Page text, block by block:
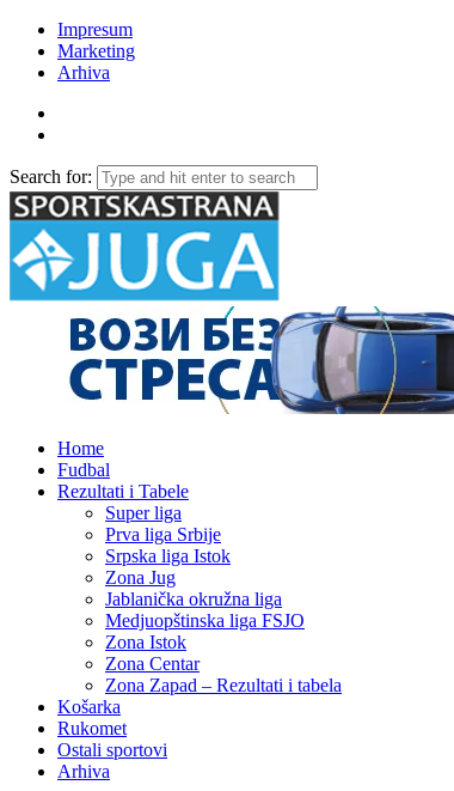
Impresum
Marketing
Arhiva
Search for:
Home
Fudbal
Rezultati i Tabele
Super liga
Prva liga Srbije
Srpska liga Istok
Zona Jug
Jablanička okružna liga
Medjuopštinska liga FSJO
Zona Istok
Zona Centar
Zona Zapad – Rezultati i tabela
Košarka
Rukomet
Ostali sportovi
Arhiva